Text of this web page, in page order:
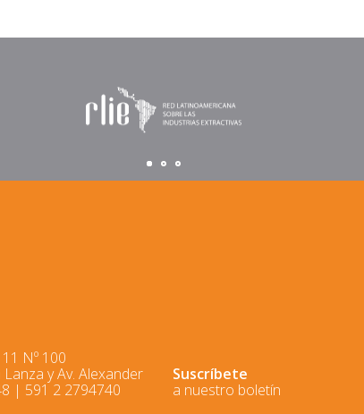
Nº 100
y Av. Alexander
| 591 2 2794740
Suscríbete
a nuestro boletín